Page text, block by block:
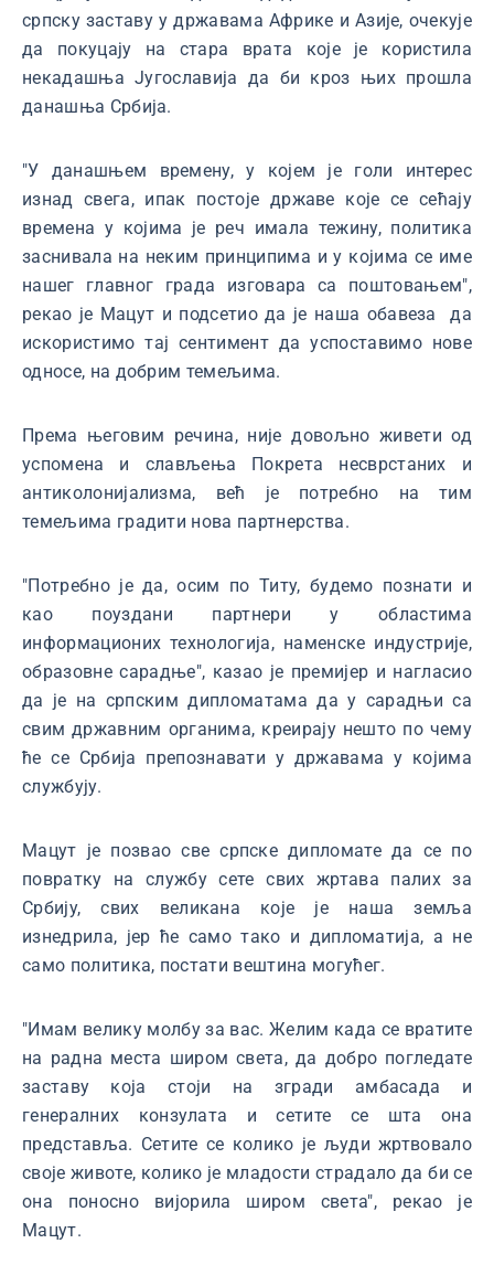
српску заставу у државама Африке и Азије, очекује
да покуцају на стара врата које је користила
некадашња Југославија да би кроз њих прошла
данашња Србија.
"У данашњем времену, у којем је голи интерес
изнад свега, ипак постоје државе које се сећају
времена у којима је реч имала тежину, политика
заснивала на неким принципима и у којима се име
нашег главног града изговара са поштовањем",
рекао је Мацут и подсетио да је наша обавеза да
искористимо тај сентимент да успоставимо нове
односе, на добрим темељима.
Према његовим речина, није довољно живети од
успомена и слављења Покрета несврстаних и
антиколонијализма, већ је потребно на тим
темељима градити нова партнерства.
"Потребно је да, осим по Титу, будемо познати и
као поуздани партнери у областима
информационих технологија, наменске индустрије,
образовне сарадње", казао је премијер и нагласио
да је на српским дипломатама да у сарадњи са
свим државним органима, креирају нешто по чему
ће се Србија препознавати у државама у којима
службују.
Мацут је позвао све српске дипломате да се по
повратку на службу сете свих жртава палих за
Србију, свих великана које је наша земља
изнедрила, јер ће само тако и дипломатија, а не
само политика, постати вештина могућег.
"Имам велику молбу за вас. Желим када се вратите
на радна места широм света, да добро погледате
заставу која стоји на згради амбасада и
генералних конзулата и сетите се шта она
представља. Сетите се колико је људи жртвовало
своје животе, колико је младости страдало да би се
она поносно вијорила широм света", рекао је
Мацут.